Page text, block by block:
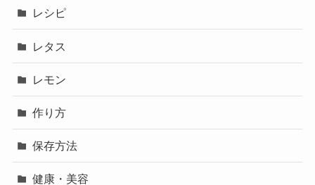
レシピ
レタス
レモン
作り方
保存方法
健康・美容